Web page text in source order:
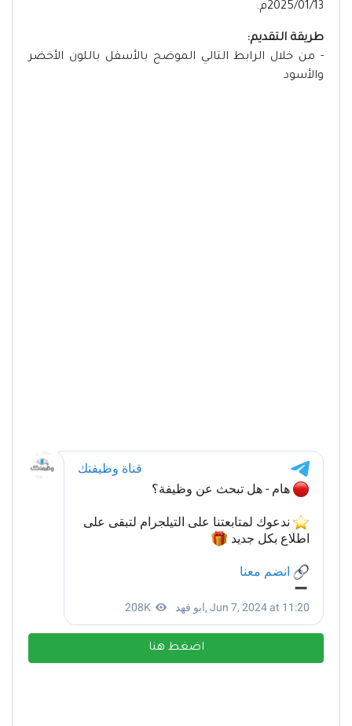
2025/01/13م.
طريقة التقديم:
- من خلال الرابط التالي الموضح بالأسفل باللون الأخضر
والأسود
اضغط هنا